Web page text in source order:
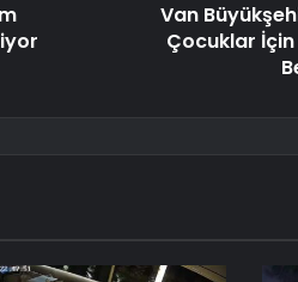
Van
Çocuklar